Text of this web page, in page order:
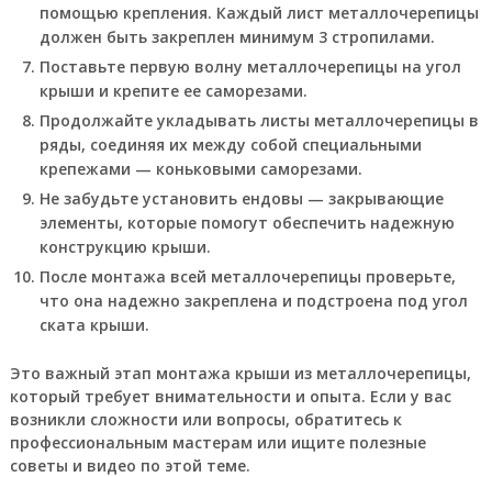
помощью крепления. Каждый лист металлочерепицы
должен быть закреплен минимум 3 стропилами.
Поставьте первую волну металлочерепицы на угол
крыши и крепите ее саморезами.
Продолжайте укладывать листы металлочерепицы в
ряды, соединяя их между собой специальными
крепежами — коньковыми саморезами.
Не забудьте установить ендовы — закрывающие
элементы, которые помогут обеспечить надежную
конструкцию крыши.
После монтажа всей металлочерепицы проверьте,
что она надежно закреплена и подстроена под угол
ската крыши.
Это важный этап монтажа крыши из металлочерепицы,
который требует внимательности и опыта. Если у вас
возникли сложности или вопросы, обратитесь к
профессиональным мастерам или ищите полезные
советы и видео по этой теме.